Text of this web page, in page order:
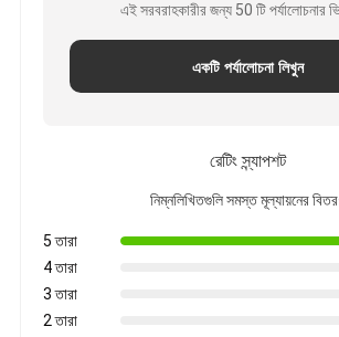
এই সরবরাহকারীর জন্য 50 টি পর্যালোচনার
একটি পর্যালোচনা লিখুন
রেটিং স্ন্যাপশট
নিম্নলিখিতগুলি সমস্ত মূল্যায়নের
5 তারা
4 তারা
3 তারা
2 তারা